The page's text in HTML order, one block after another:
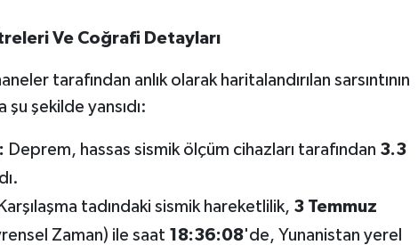
Ve Coğrafi Detayları
tarafından anlık olarak haritalandırılan sarsıntının
şekilde yansıdı:
Deprem, hassas sismik ölçüm cihazları tarafından 3.3
Karşılaşma tadındaki sismik hareketlilik, 3 Temmuz
Zaman) ile saat 18:36:08'de, Yunanistan yerel